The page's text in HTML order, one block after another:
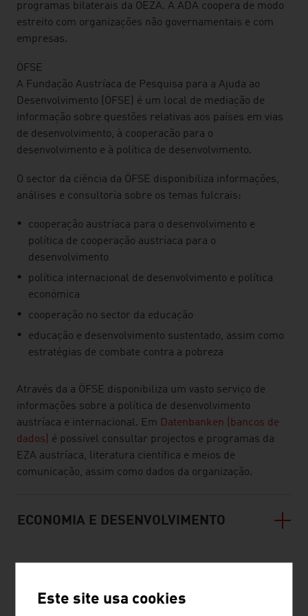
programas bilaterais da OEZA. A ADA coopera de modo
estreito com organizações não governamentais e com
empresas.
ÖFSE
A Fundação Austríaca de Pesquisa para a Ajuda ao
Desenvolvimento (ÖFSE) é um local de mediação de
informação sobre questões relativas aos países em vias
de desenvolvimento, à cooperação para o
desenvolvimento e à política de desenvolvimento.
O sector da ciência da ÖFSE disponibiliza informações,
análises e consultoria sobre os temas fulcrais:
cooperação austríaca para o desenvolvimento e
política de cooperação austríaca para o
desenvolvimento
política internacional de desenvolvimento e política
económica
cooperação no sector da educação
educação e desenvolvimento sustentado, assim como
estratégias de combate contra a pobreza
Através da a ÖFSE disponibiliza um vasto serviço de
informações sobre a política de desenvolvimento
austríaca e internacional. Em Datenbanken (bancos de
dados)
é possível consultar projectos e programas da
EZA austríaca, literatura científica e meios de
comunicação, assim como dados da organização.
ECONOMIA E DESENVOLVIMENTO
Este site usa cookies